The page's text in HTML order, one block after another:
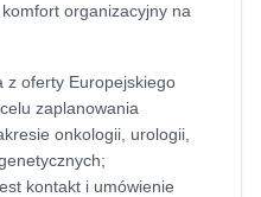
organizacyjny na
z oferty Europejskiego
zaplanowania
onkologii, urologii,
kontakt i umówienie